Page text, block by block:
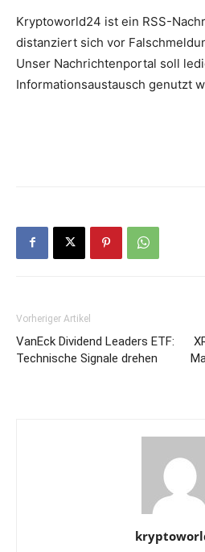
Kryptoworld24 ist ein RSS-
distanziert sich vor
Unser Nachrichtenportal soll
Informationsaustausch genutzt
Vorheriger Artikel
VanEck Dividend Leaders ETF:
Technische Signale drehen